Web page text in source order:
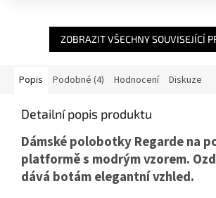
ZOBRAZIT VŠECHNY SOUVISEJÍCÍ
Popis Podobné (4) Hodnocení Diskuze
Detailní popis produktu
Dámské polobotky Regarde na
platformě s modrým vzorem.
dává botám elegantní vzhled.